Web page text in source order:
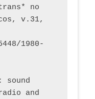
no
v.31,
1980-
sound
and